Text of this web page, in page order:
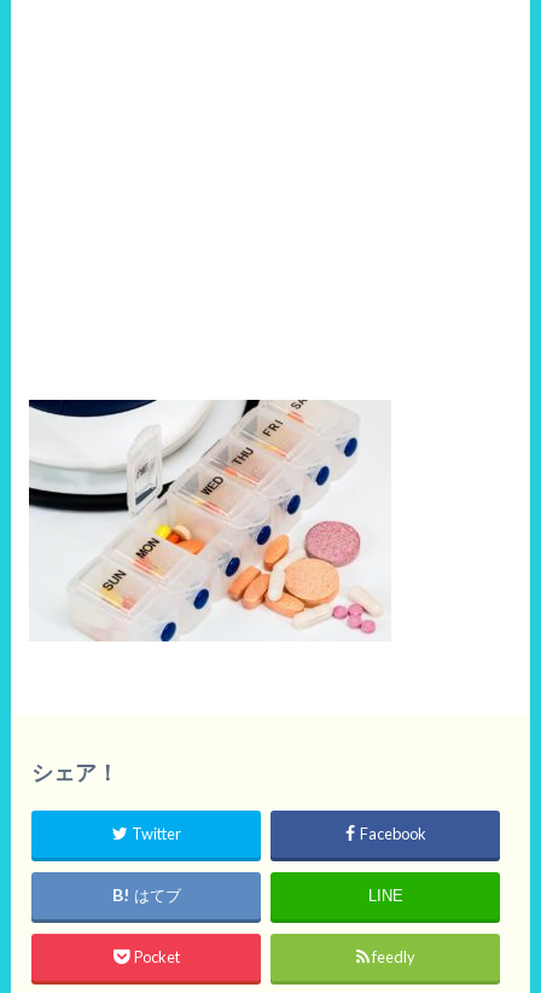
シェア！
Twitter Facebook
はてブ LINE
Pocket feedly